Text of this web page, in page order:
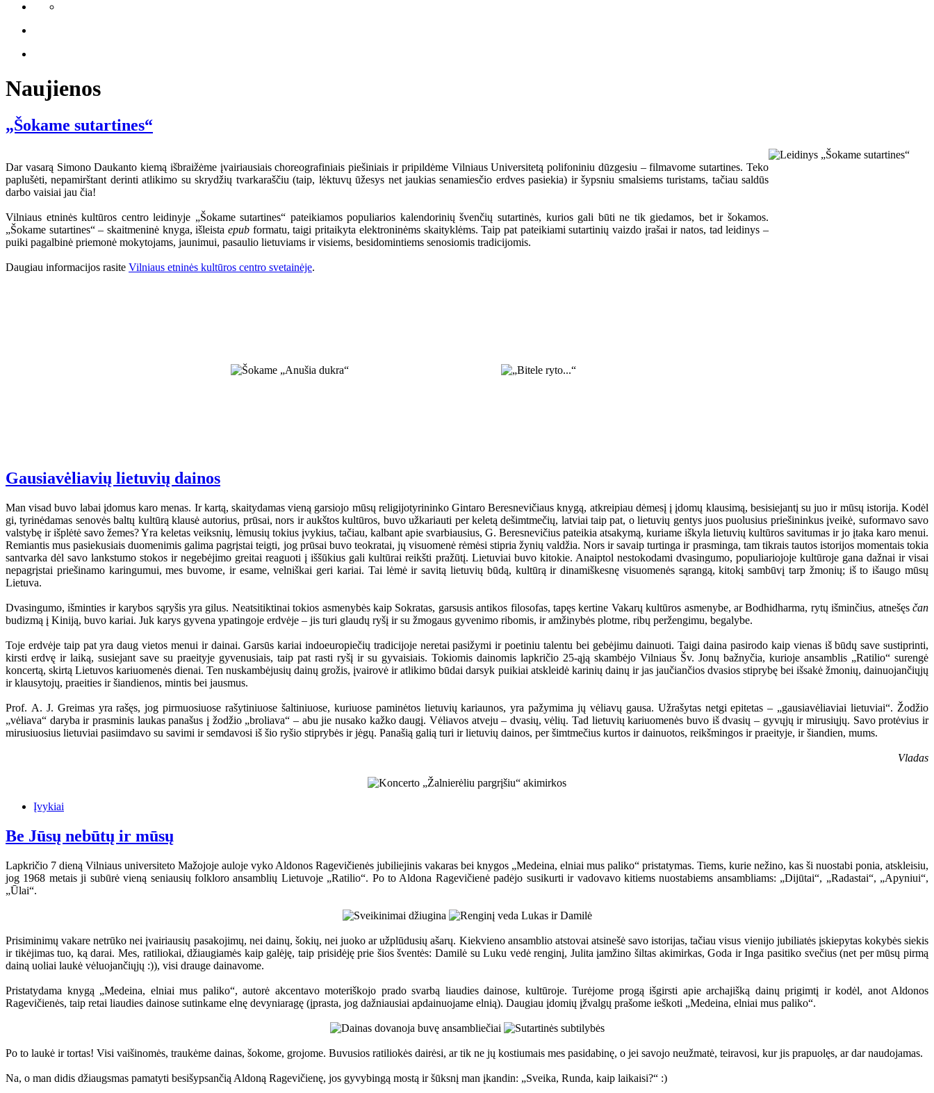
Naujienos
„Šokame sutartines“
Dar vasarą Simono Daukanto kiemą išbraižėme įvairiausiais choreografiniais piešiniais ir pripildėme Vilniaus Universitetą polifoniniu dūzgesiu – filmavome sutartines. Teko
paplušėti, nepamirštant derinti atlikimo su skrydžių tvarkaraščiu (taip, lėktuvų ūžesys net jaukias senamiesčio erdves pasiekia) ir šypsniu smalsiems turistams, tačiau saldūs
darbo vaisiai jau čia!
Vilniaus etninės kultūros centro leidinyje „Šokame sutartines“ pateikiamos populiarios kalendorinių švenčių sutartinės, kurios gali būti ne tik giedamos, bet ir šokamos.
„Šokame sutartines“ – skaitmeninė knyga, išleistaepub formatu, taigi pritaikyta elektroninėms skaityklėms. Taip pat pateikiami sutartinių vaizdo įrašai ir natos, tad leidinys –
puiki pagalbinė priemonė mokytojams, jaunimui, pasaulio lietuviams ir visiems, besidomintiems senosiomis tradicijomis.
Daugiau informacijos rasite Vilniaus etninės kultūros centro svetainėje.
Gausiavėliavių lietuvių dainos
Man visad buvo labai įdomus karo menas. Ir kartą, skaitydamas vieną garsiojo mūsų religijotyrininko Gintaro Beresnevičiaus knygą, atkreipiau dėmesį į įdomų klausimą, besisiejantį su juo ir mūsų istorija. Kodėl
gi, tyrinėdamas senovės baltų kultūrą klausė autorius, prūsai, nors ir aukštos kultūros, buvo užkariauti per keletą dešimtmečių, latviai taip pat, o lietuvių gentys juos puolusius priešininkus įveikė, suformavo savo
valstybę ir išplėtė savo žemes? Yra keletas veiksnių, lėmusių tokius įvykius, tačiau, kalbant apie svarbiausius, G. Beresnevičius pateikia atsakymą, kuriame iškyla lietuvių kultūros savitumas ir jo įtaka karo menui.
Remiantis mus pasiekusiais duomenimis galima pagrįstai teigti, jog prūsai buvo teokratai, jų visuomenė rėmėsi stipria žynių valdžia. Nors ir savaip turtinga ir prasminga, tam tikrais tautos istorijos momentais tokia
santvarka dėl savo lankstumo stokos ir negebėjimo greitai reaguoti į iššūkius gali kultūrai reikšti pražūtį. Lietuviai buvo kitokie. Anaiptol nestokodami dvasingumo, populiariojoje kultūroje gana dažnai ir visai
nepagrįstai priešinamo karingumui, mes buvome, ir esame, velniškai geri kariai. Tai lėmė ir savitą lietuvių būdą, kultūrą ir dinamiškesnę visuomenės sąrangą, kitokį sambūvį tarp žmonių; iš to išaugo mūsų
Lietuva.
Dvasingumo, išminties ir karybos sąryšis yra gilus. Neatsitiktinai tokios asmenybės kaip Sokratas, garsusis antikos filosofas, tapęs kertine Vakarų kultūros asmenybe, ar Bodhidharma, rytų išminčius, atnešęs čan
budizmą į Kiniją, buvo kariai. Juk karys gyvena ypatingoje erdvėje – jis turi glaudų ryšį ir su žmogaus gyvenimo ribomis, ir amžinybės plotme, ribų peržengimu, begalybe.
Toje erdvėje taip pat yra daug vietos menui ir dainai. Garsūs kariai indoeuropiečių tradicijoje neretai pasižymi ir poetiniu talentu bei gebėjimu dainuoti. Taigi daina pasirodo kaip vienas iš būdų save sustiprinti,
kirsti erdvę ir laiką, susiejant save su praeityje gyvenusiais, taip pat rasti ryšį ir su gyvaisiais. Tokiomis dainomis lapkričio 25-ąją skambėjo Vilniaus Šv. Jonų bažnyčia, kurioje ansamblis „Ratilio“ surengė
koncertą, skirtą Lietuvos kariuomenės dienai. Ten nuskambėjusių dainų grožis, įvairovė ir atlikimo būdai darsyk puikiai atskleidė karinių dainų ir jas jaučiančios dvasios stiprybę bei išsakė žmonių, dainuojančiųjų
ir klausytojų, praeities ir šiandienos, mintis bei jausmus.
Prof. A. J. Greimas yra rašęs, jog pirmuosiuose rašytiniuose šaltiniuose, kuriuose paminėtos lietuvių kariaunos, yra pažymima jų vėliavų gausa. Užrašytas netgi epitetas – „gausiavėliaviai lietuviai“. Žodžio
„vėliava“ daryba ir prasminis laukas panašus į žodžio „broliava“ – abu jie nusako kažko daugį. Vėliavos atveju – dvasių, vėlių. Tad lietuvių kariuomenės buvo iš dvasių – gyvųjų ir mirusiųjų. Savo protėvius ir
mirusiuosius lietuviai pasiimdavo su savimi ir semdavosi iš šio ryšio stiprybės ir jėgų. Panašią galią turi ir lietuvių dainos, per šimtmečius kurtos ir dainuotos, reikšmingos ir praeityje, ir šiandien, mums.
Vladas
Įvykiai
Be Jūsų nebūtų ir mūsų
Lapkričio 7 dieną Vilniaus universiteto Mažojoje auloje vyko Aldonos Ragevičienės jubiliejinis vakaras bei knygos „Medeina, elniai mus paliko“ pristatymas. Tiems, kurie nežino, kas ši nuostabi ponia, atskleisiu,
jog 1968 metais ji subūrė vieną seniausių folkloro ansamblių Lietuvoje „Ratilio“. Po to Aldona Ragevičienė padėjo susikurti ir vadovavo kitiems nuostabiems ansambliams: „Dijūtai“, „Radastai“, „Apyniui“,
„Ūlai“.
Prisiminimų vakare netrūko nei įvairiausių pasakojimų, nei dainų, šokių, nei juoko ar užplūdusių ašarų. Kiekvieno ansamblio atstovai atsinešė savo istorijas, tačiau visus vienijo jubiliatės įskiepytas kokybės siekis
ir tikėjimas tuo, ką darai. Mes, ratiliokai, džiaugiamės kaip galėję, taip prisidėję prie šios šventės: Damilė su Luku vedė renginį, Julita įamžino šiltas akimirkas, Goda ir Inga pasitiko svečius (net per mūsų pirmą
dainą uoliai laukė vėluojančiųjų :)), visi drauge dainavome.
Pristatydama knygą „Medeina, elniai mus paliko“, autorė akcentavo moteriškojo prado svarbą liaudies dainose, kultūroje. Turėjome progą išgirsti apie archajišką dainų prigimtį ir kodėl, anot Aldonos
Ragevičienės, taip retai liaudies dainose sutinkame elnę devyniaragę (įprasta, jog dažniausiai apdainuojame elnią). Daugiau įdomių įžvalgų prašome ieškoti „Medeina, elniai mus paliko“.
Po to laukė ir tortas! Visi vaišinomės, traukėme dainas, šokome, grojome. Buvusios ratiliokės dairėsi, ar tik ne jų kostiumais mes pasidabinę, o jei savojo neužmatė, teiravosi, kur jis prapuolęs, ar dar naudojamas.
Na, o man didis džiaugsmas pamatyti besišypsančią Aldoną Ragevičienę, jos gyvybingą mostą ir šūksnį man įkandin: „Sveika, Runda, kaip laikaisi?“ :)